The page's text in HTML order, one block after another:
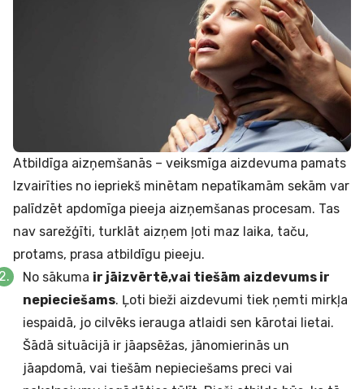
Atbildīga aizņemšanās – veiksmīga aizdevuma pamats
Izvairīties no iepriekš minētam nepatīkamām sekām var
palīdzēt apdomīga pieeja aizņemšanas procesam. Tas
nav sarežģīti, turklāt aizņem ļoti maz laika, taču,
protams, prasa atbildīgu pieeju.
No sākuma ir jāizvērtē,vai tiešām aizdevums ir
nepieciešams. Ļoti bieži aizdevumi tiek ņemti mirkļa
iespaidā, jo cilvēks ierauga atlaidi sen kārotai lietai.
Šādā situācijā ir jāapsēžas, jānomierinās un
jāapdomā, vai tiešām nepieciešams preci vai